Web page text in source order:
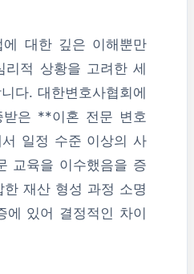
에 대한 깊은 이해뿐만
리적 상황을 고려한 세
다. 대한변호사협회에
받은 **이혼 전문 변호
일정 수준 이상의 사
교육을 이수했음을 증
재산 형성 과정 소명
에 있어 결정적인 차이